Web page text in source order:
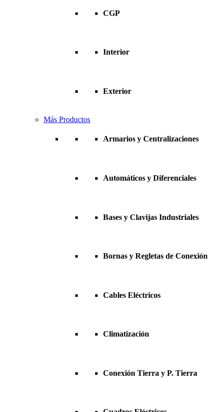
CGP
Interior
Exterior
Más Productos
Armarios y Centralizaciones
Automáticos y Diferenciales
Bases y Clavijas Industriales
Bornas y Regletas de Conexión
Cables Eléctricos
Climatización
Conexión Tierra y P. Tierra